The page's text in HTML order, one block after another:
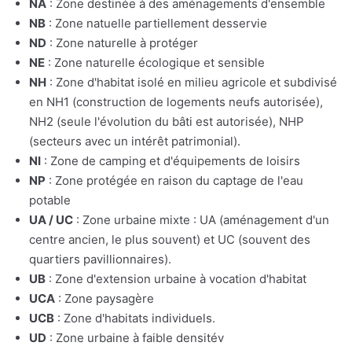
NA : Zone destinée à des aménagements d'ensemble
NB : Zone natuelle partiellement desservie
ND : Zone naturelle à protéger
NE : Zone naturelle écologique et sensible
NH : Zone d'habitat isolé en milieu agricole et subdivisé
en NH1 (construction de logements neufs autorisée),
NH2 (seule l'évolution du bâti est autorisée), NHP
(secteurs avec un intérêt patrimonial).
NI : Zone de camping et d'équipements de loisirs
NP : Zone protégée en raison du captage de l'eau
potable
UA / UC : Zone urbaine mixte : UA (aménagement d'un
centre ancien, le plus souvent) et UC (souvent des
quartiers pavillionnaires).
UB : Zone d'extension urbaine à vocation d'habitat
UCA : Zone paysagère
UCB : Zone d'habitats individuels.
UD : Zone urbaine à faible densitév